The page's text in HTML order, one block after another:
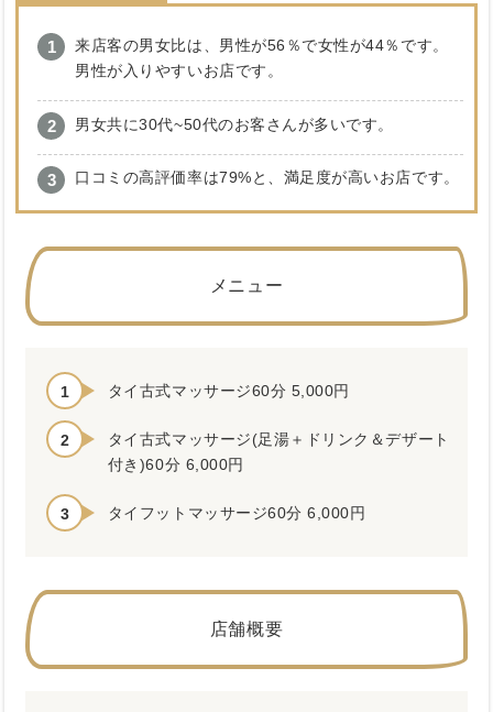
来店客の男女比は、男性が56％で女性が44％です。
男性が入りやすいお店です。
男女共に30代~50代のお客さんが多いです。
口コミの高評価率は79%と、満足度が高いお店です。
メニュー
タイ古式マッサージ60分 5,000円
タイ古式マッサージ(足湯＋ドリンク＆デザート
付き)60分 6,000円
タイフットマッサージ60分 6,000円
店舗概要